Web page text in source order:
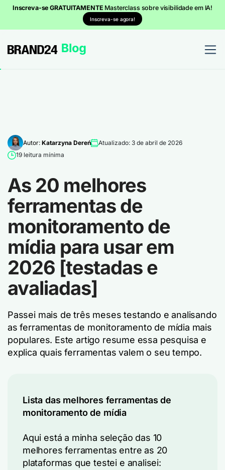
Inscreva-se GRATUITAMENTE Masterclass sobre visibilidade em IA!
Inscreva-se agora!
Autor: Katarzyna Dereń
Atualizado: 3 de abril de 2026
19 leitura mínima
As 20 melhores
ferramentas de
monitoramento de
mídia para usar em
2026 [testadas e
avaliadas]
Passei mais de três meses testando e analisando
as ferramentas de monitoramento de mídia mais
populares. Este artigo resume essa pesquisa e
explica quais ferramentas valem o seu tempo.
Lista das melhores ferramentas de
monitoramento de mídia
Aqui está a minha seleção das 10
melhores ferramentas entre as 20
plataformas que testei e analisei: